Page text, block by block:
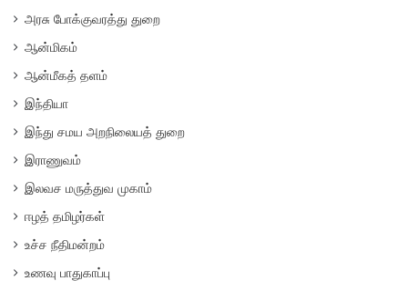
அரசு போக்குவரத்து துறை
ஆன்மிகம்
ஆன்மீகத் தளம்
இந்தியா
இந்து சமய அறநிலையத் துறை
இராணுவம்
இலவச மருத்துவ முகாம்
ஈழத் தமிழர்கள்
உச்ச நீதிமன்றம்
உணவு பாதுகாப்பு